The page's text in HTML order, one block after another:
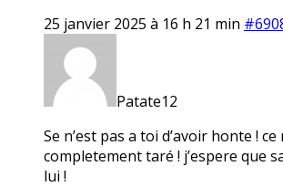
25 janvier 2025 à 16 h 21 min
Patate12
Se n’est pas a toi d’avoir honte ! ce
completement taré ! j’espere que
lui !